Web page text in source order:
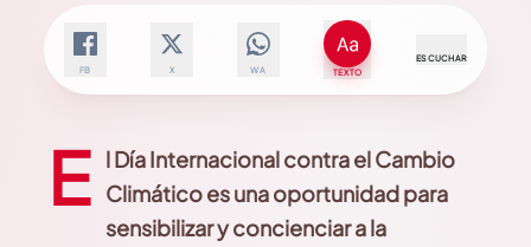
FB X WA TEXTO
ESCUCHAR
E l Día Internacional contra el Cambio
Climático es una oportunidad para
sensibilizar y concienciar a la